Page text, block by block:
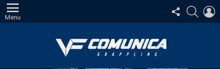
Menu
SIGA-
NOS